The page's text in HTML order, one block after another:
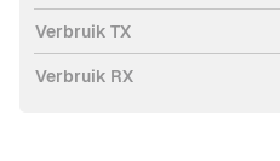
Verbruik TX
Verbruik RX